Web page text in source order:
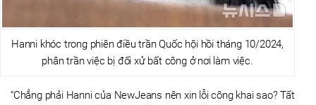
Hanni khóc trong phiên điều trần Quốc hội hồi tháng 10/2024,
phân trần việc bị đối xử bất công ở nơi làm việc.
“Chẳng phải Hanni của NewJeans nên xin lỗi công khai sao? Tất